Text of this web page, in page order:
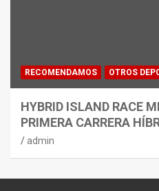
RECOMENDAMOS OTROS
HYBRID ISLAND RACE
PRIMERA CARRERA
admin